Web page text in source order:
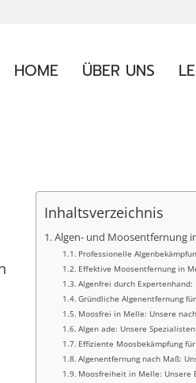
HOME ÜBER UNS
Inhaltsverzeichnis
Algen- und Moosentfernung
Professionelle
Effektive Moosentfernung in
Algenfrei durch
Gründliche Algenentfernung
Moosfrei in Melle: Unsere
Algen ade: Unsere
Effiziente Moosbekämpfung
Algenentfernung nach Maß:
Moosfreiheit in Melle: Unsere